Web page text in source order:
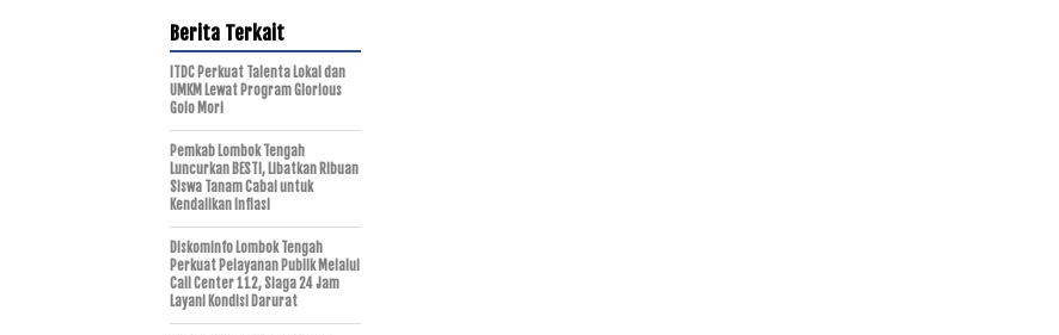
Berita Terkait
ITDC Perkuat Talenta Lokal dan
UMKM Lewat Program Glorious
Golo Mori
Pemkab Lombok Tengah
Luncurkan BESTI, Libatkan Ribuan
Siswa Tanam Cabai untuk
Kendalikan Inflasi
Diskominfo Lombok Tengah
Perkuat Pelayanan Publik Melalui
Call Center 112, Siaga 24 Jam
Layani Kondisi Darurat